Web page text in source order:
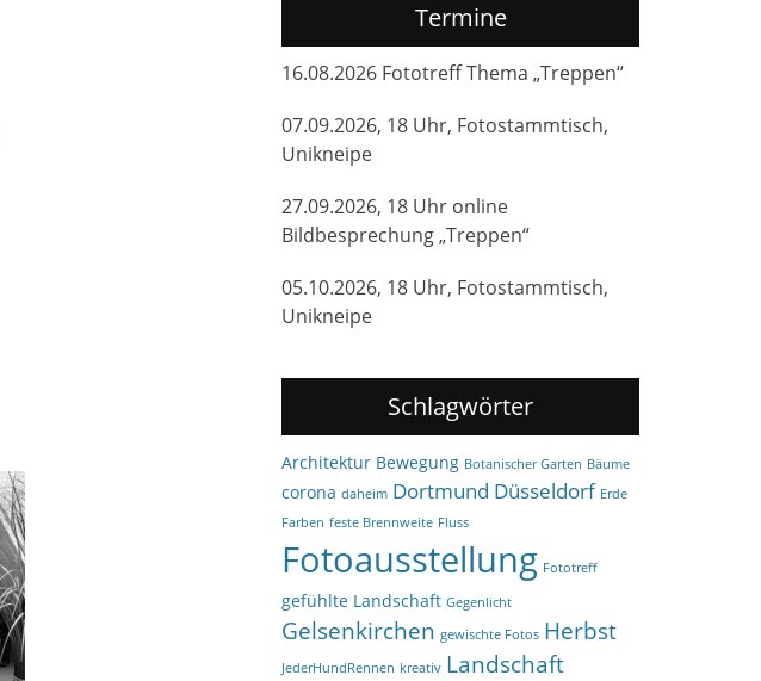
Termine
16.08.2026 Fototreff Thema „Treppen“
07.09.2026, 18 Uhr, Fotostammtisch,
Unikneipe
27.09.2026, 18 Uhr online
Bildbesprechung „Treppen“
05.10.2026, 18 Uhr, Fotostammtisch,
Unikneipe
Schlagwörter
Architektur Bewegung Botanischer Garten Bäume
corona daheim Dortmund Düsseldorf Erde
Farben feste Brennweite Fluss
Fotoausstellung Fototreff
gefühlte Landschaft Gegenlicht
Gelsenkirchen gewischte Fotos Herbst
JederHundRennen kreativ Landschaft